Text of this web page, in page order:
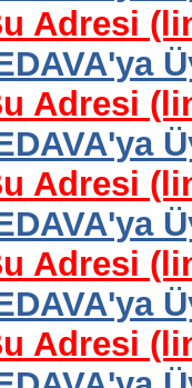
Adresi
Adresi
Adresi
Adresi
Adresi